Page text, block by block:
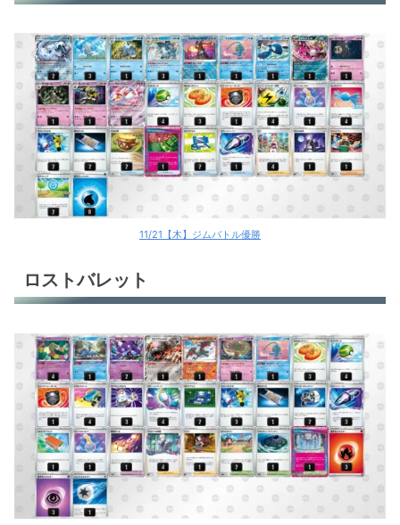
11/21【木】ジムバトル優勝
ロストバレット